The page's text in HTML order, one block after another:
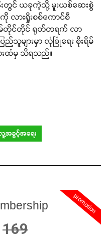
SHAN
our voice
းတွင် ယခုကဲ့သို့ မူးယစ်ဆေးစွဲ
လားရှိုးစစ်ကောင်စီ
တိုင်တိုင် ရုတ်တရက် လာ
ည်သူများမှာ လုံခြုံရေး စိုးရိမ်
းထံမှ သိရသည်။
အခွင့်အရေး
promotion
169